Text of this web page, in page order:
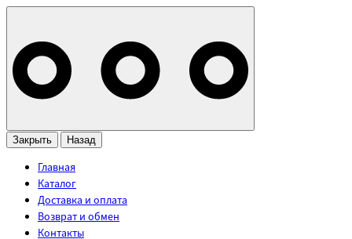
Закрыть Назад
Главная
Каталог
Доставка и оплата
Возврат и обмен
Контакты